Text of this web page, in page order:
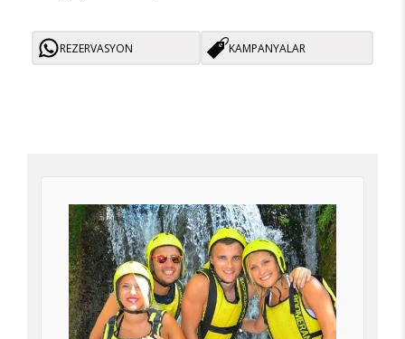
REZERVASYON KAMPANYALAR